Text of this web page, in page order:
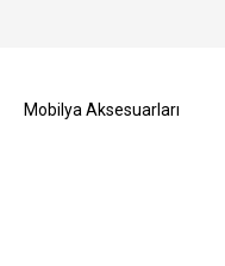
Mobilya Aksesuarları